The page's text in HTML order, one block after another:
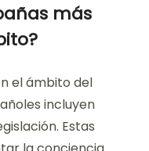
más
el ámbito del
incluyen
Estas